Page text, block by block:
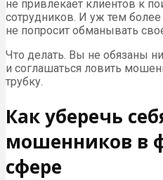
не привлекает клиентов к
сотрудников. И уж тем более
не попросит обманывать
Что делать. Вы не обязаны
и соглашаться ловить
трубку.
Как уберечь
мошенников в
сфере